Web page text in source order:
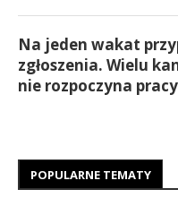
Na jeden wakat
zgłoszenia. Wielu
nie rozpoczyna pracy
POPULARNE TEMATY